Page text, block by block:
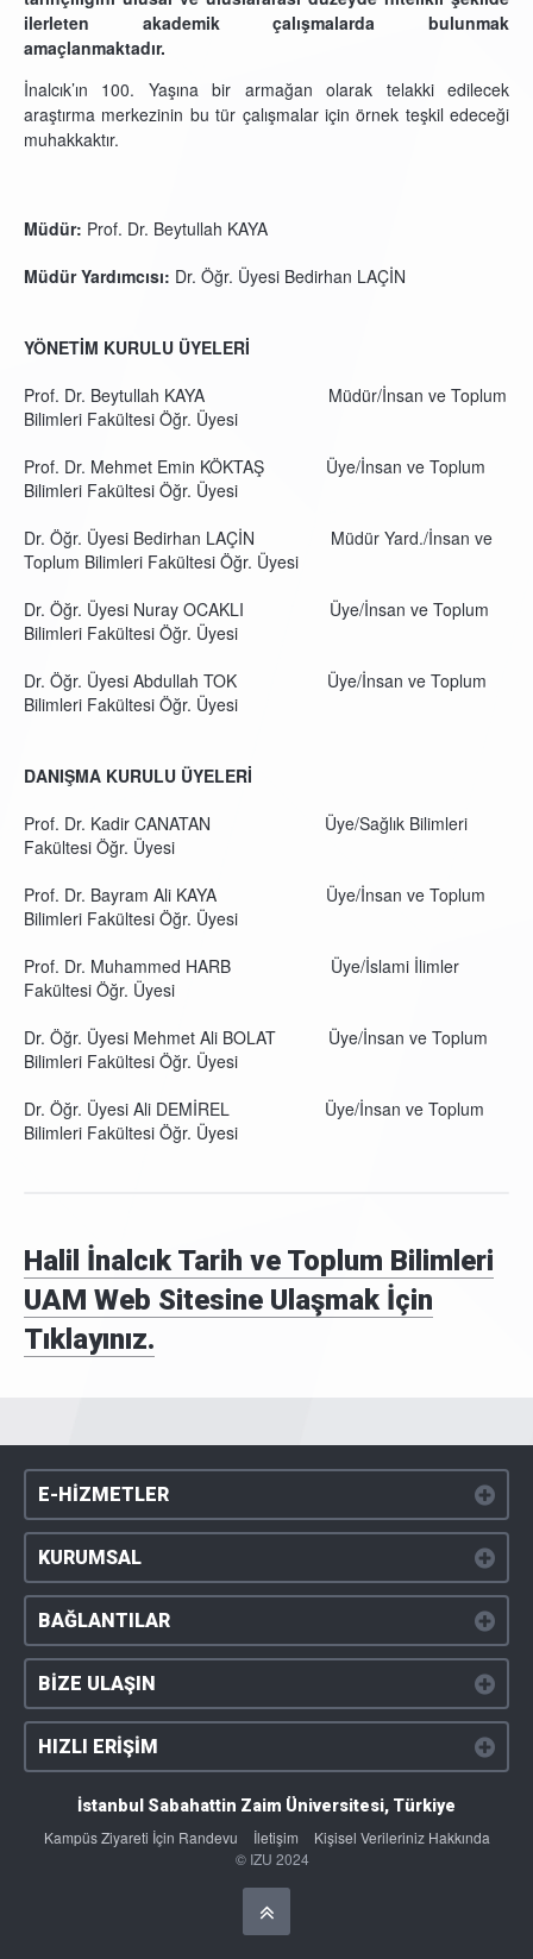
ilerleten akademik çalışmalarda bulunmak
amaçlanmaktadır.
İnalcık’ın 100. Yaşına bir armağan olarak telakki edilecek
araştırma merkezinin bu tür çalışmalar için örnek teşkil edeceği
muhakkaktır.
Müdür: Prof. Dr. Beytullah KAYA
Müdür Yardımcısı: Dr. Öğr. Üyesi Bedirhan LAÇİN
YÖNETİM KURULU ÜYELERİ
Prof. Dr. Beytullah KAYA Müdür/İnsan ve Toplum
Bilimleri Fakültesi Öğr. Üyesi
Prof. Dr. Mehmet Emin KÖKTAŞ Üye/İnsan ve Toplum
Bilimleri Fakültesi Öğr. Üyesi
Dr. Öğr. Üyesi Bedirhan LAÇİN Müdür Yard./İnsan ve
Toplum Bilimleri Fakültesi Öğr. Üyesi
Dr. Öğr. Üyesi Nuray OCAKLI Üye/İnsan ve Toplum
Bilimleri Fakültesi Öğr. Üyesi
Dr. Öğr. Üyesi Abdullah TOK Üye/İnsan ve Toplum
Bilimleri Fakültesi Öğr. Üyesi
DANIŞMA KURULU ÜYELERİ
Prof. Dr. Kadir CANATAN Üye/Sağlık Bilimleri
Fakültesi Öğr. Üyesi
Prof. Dr. Bayram Ali KAYA Üye/İnsan ve Toplum
Bilimleri Fakültesi Öğr. Üyesi
Prof. Dr. Muhammed HARB Üye/İslami İlimler
Fakültesi Öğr. Üyesi
Dr. Öğr. Üyesi Mehmet Ali BOLAT Üye/İnsan ve Toplum
Bilimleri Fakültesi Öğr. Üyesi
Dr. Öğr. Üyesi Ali DEMİREL Üye/İnsan ve Toplum
Bilimleri Fakültesi Öğr. Üyesi
Halil İnalcık Tarih ve Toplum Bilimleri
UAM Web Sitesine Ulaşmak İçin
Tıklayınız.
E-HİZMETLER
KURUMSAL
BAĞLANTILAR
BİZE ULAŞIN
HIZLI ERİŞİM
İstanbul Sabahattin Zaim Üniversitesi, Türkiye
Kampüs Ziyareti İçin Randevu İletişim
Kişisel Verileriniz Hakkında
© IZU 2024
Başa Dön